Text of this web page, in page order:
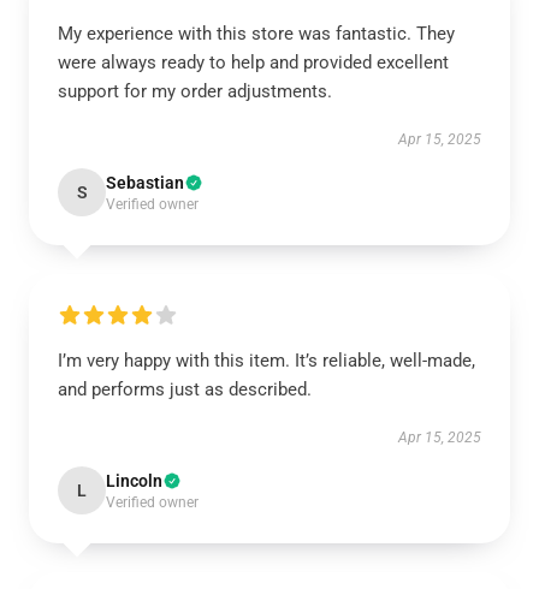
My experience with this store was fantastic. They
were always ready to help and provided excellent
support for my order adjustments.
Apr 15, 2025
S Sebastian
Verified owner
I’m very happy with this item. It’s reliable, well-made,
and performs just as described.
Apr 15, 2025
L Lincoln
Verified owner